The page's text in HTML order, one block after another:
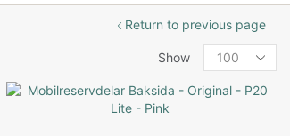
Return to previous page
Show